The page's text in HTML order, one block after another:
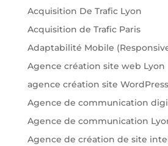
Acquisition De Trafic Lyon
Acquisition de Trafic Paris
Adaptabilité Mobile
Agence création site web Lyon
agence création site WordPress
Agence de communication
Agence de communication
Agence de création de site